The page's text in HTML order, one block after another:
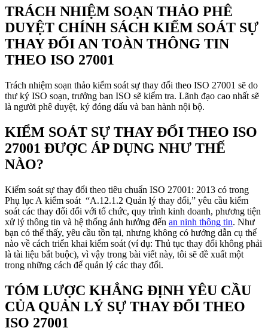
TRÁCH NHIỆM SOẠN THẢO PHÊ
DUYỆT CHÍNH SÁCH KIỂM SOÁT SỰ
THAY ĐỔI AN TOÀN THÔNG TIN
THEO ISO 27001
Trách nhiệm soạn thảo kiểm soát sự thay đổi theo ISO 27001 sẽ do
thư ký ISO soạn, trưởng ban ISO sẽ kiểm tra. Lãnh đạo cao nhất sẽ
là người phê duyệt, ký đóng dấu và ban hành nội bộ.
KIỂM SOÁT SỰ THAY ĐỔI THEO ISO
27001 ĐƯỢC ÁP DỤNG NHƯ THẾ
NÀO?
Kiểm soát sự thay đổi theo tiêu chuẩn ISO 27001: 2013 có trong
Phụ lục A kiểm soát “A.12.1.2 Quản lý thay đổi,” yêu cầu kiểm
soát các thay đổi đối với tổ chức, quy trình kinh doanh, phương tiện
xử lý thông tin và hệ thống ảnh hưởng đến an ninh thông tin. Như
bạn có thể thấy, yêu cầu tồn tại, nhưng không có hướng dẫn cụ thể
nào về cách triển khai kiểm soát (ví dụ: Thủ tục thay đổi không phải
là tài liệu bắt buộc), vì vậy trong bài viết này, tôi sẽ đề xuất một
trong những cách để quản lý các thay đổi.
TÓM LƯỢC KHẲNG ĐỊNH YÊU CẦU
CỦA QUẢN LÝ SỰ THAY ĐỔI THEO
ISO 27001